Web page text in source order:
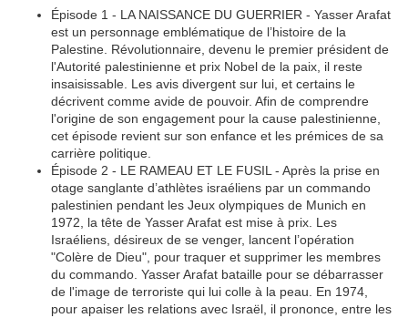
Épisode 1 - LA NAISSANCE DU GUERRIER - Yasser Arafat
est un personnage emblématique de l’histoire de la
Palestine. Révolutionnaire, devenu le premier président de
l'Autorité palestinienne et prix Nobel de la paix, il reste
insaisissable. Les avis divergent sur lui, et certains le
décrivent comme avide de pouvoir. Afin de comprendre
l'origine de son engagement pour la cause palestinienne,
cet épisode revient sur son enfance et les prémices de sa
carrière politique.
Épisode 2 - LE RAMEAU ET LE FUSIL - Après la prise en
otage sanglante d’athlètes israéliens par un commando
palestinien pendant les Jeux olympiques de Munich en
1972, la tête de Yasser Arafat est mise à prix. Les
Israéliens, désireux de se venger, lancent l’opération
"Colère de Dieu", pour traquer et supprimer les membres
du commando. Yasser Arafat bataille pour se débarrasser
de l'image de terroriste qui lui colle à la peau. En 1974,
pour apaiser les relations avec Israël, il prononce, entre les